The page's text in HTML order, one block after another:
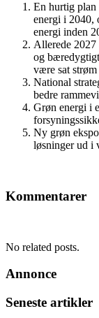
En hurtig
energi i 2040,
energi inden
Allerede
og
være sat
National
bedre
Grøn energi i
Ny grøn
løsninger ud i
Kommentarer
No related posts.
Annonce
Seneste artikler